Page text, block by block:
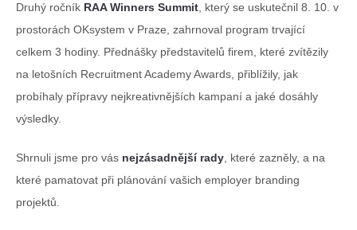
Druhý ročník RAA Winners Summit , který se uskutečnil 8. 10. v
prostorách OKsystem v Praze, zahrnoval program trvající
celkem 3 hodiny. Přednášky představitelů firem, které zvítězily
na letošních Recruitment Academy Awards, přiblížily, jak
probíhaly přípravy nejkreativnějších kampaní a jaké dosáhly
výsledky.
Shrnuli jsme pro vás nejzásadnější rady , které zazněly, a na
které pamatovat při plánování vašich employer branding
projektů.